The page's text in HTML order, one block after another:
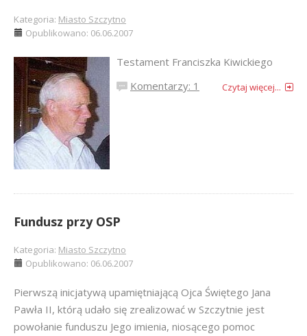
Kategoria: Miasto Szczytno
Opublikowano: 06.06.2007
Testament Franciszka Kiwickiego
Komentarzy: 1
Czytaj więcej...
Fundusz przy OSP
Kategoria: Miasto Szczytno
Opublikowano: 06.06.2007
Pierwszą inicjatywą upamiętniającą Ojca Świętego Jana
Pawła II, którą udało się zrealizować w Szczytnie jest
powołanie funduszu Jego imienia, niosącego pomoc